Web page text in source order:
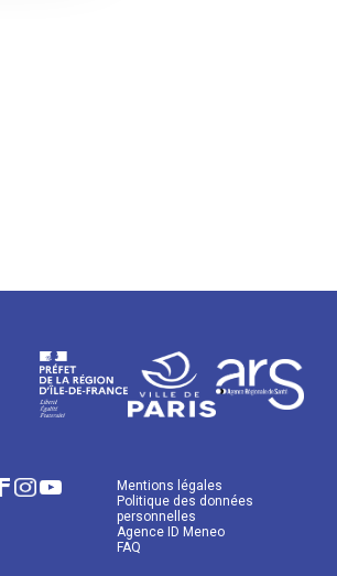
Mentions légales
Politique des données
personnelles
Agence ID Meneo
FAQ